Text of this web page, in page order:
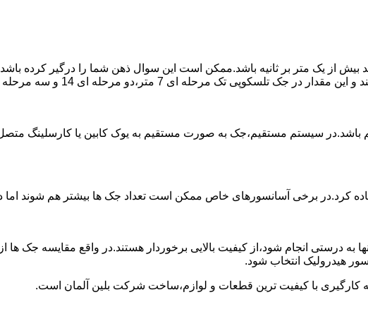
از یک متر بر ثانیه باشد.ممکن است این سوال ذهن شما را درگیر کرده
باشد.در سیستم مستقیم،جک به صورت مستقیم به یوک کابین یا کارسلینگ
کرد.در برخی آسانسورهای خاص ممکن است تعداد جک ها بیشتر هم شوند اما
به درستی انجام شود،از کیفیت بالایی برخوردار هستند.در واقع مقایسه جک
هیدرولیک انتخاب شود.
به کارگیری با کیفیت ترین قطعات و لوازم،ساخت شرکت بلین آلمان است.